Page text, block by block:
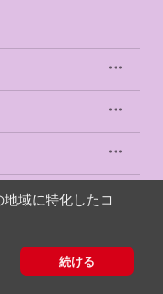
域に特化したコ
続ける